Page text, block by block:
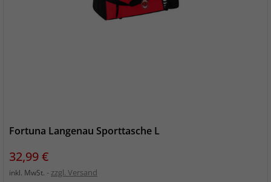
Fortuna Langenau Sporttasche L
Preis
32,99 €
inkl. MwSt. zzgl. Versand